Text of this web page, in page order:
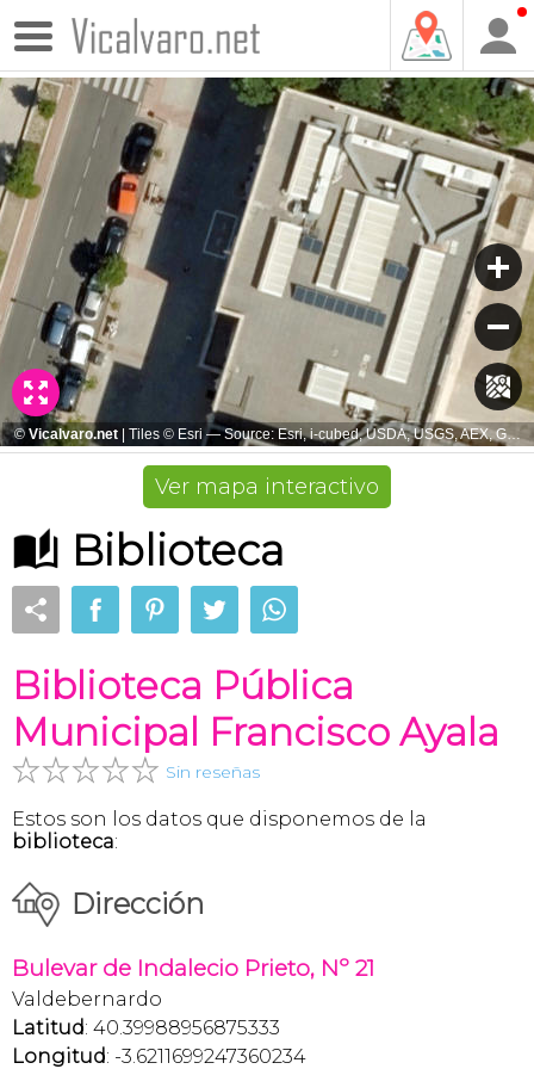
Ver mapa interactivo
Biblioteca
Biblioteca Pública
Municipal Francisco Ayala
Sin reseñas
Estos son los datos que disponemos de la
biblioteca:
Dirección
Bulevar de Indalecio Prieto, Nº 21
Valdebernardo
Latitud: 40.39988956875333
Longitud: -3.6211699247360234